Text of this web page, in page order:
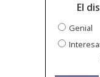
El
Genial